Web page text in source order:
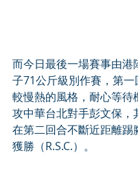
而今日最後一場賽事由港
子71公斤級別作賽，第
較慢熱的風格，耐心等待
攻中華台北對手彭文保，
在第二回合不斷近距離踢
獲勝（R.S.C.）。